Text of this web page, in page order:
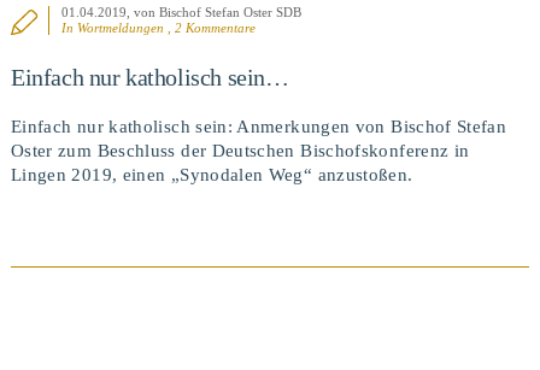
01.04.2019 , von Bischof Stefan Oster SDB
InWortmeldungen , 2 Kommentare
Einfach nur katholisch sein…
Einfach nur katholisch sein: Anmerkungen von Bischof Stefan
Oster zum Beschluss der Deutschen Bischofskonferenz in
Lingen 2019, einen „Synodalen Weg“ anzustoßen.